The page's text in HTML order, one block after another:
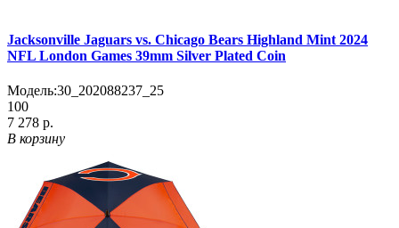
Jacksonville Jaguars vs. Chicago Bears Highland Mint 2024
NFL London Games 39mm Silver Plated Coin
Модель:30_202088237_25
100
7 278 р.
В корзину